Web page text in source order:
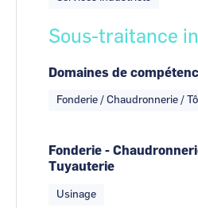
Sous-traitance
Domaines de
Fonderie / Chaudronnerie /
Fonderie -
Tuyauterie
Usinage